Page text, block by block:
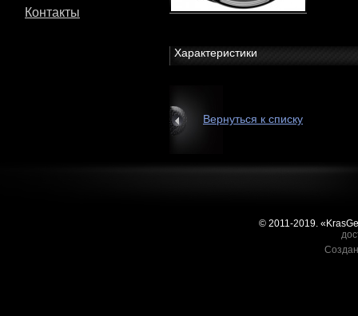
Контакты
Характеристики
Вернуться к списку
© 2011-2019.